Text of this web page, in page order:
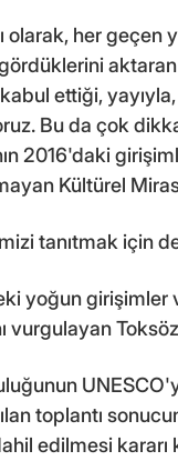
olarak, her geçen
ettiği,
Bu da çok
2016'daki
Kültürel
tanıtmak için
yoğun
vurgulayan
toplantı
edilmesi